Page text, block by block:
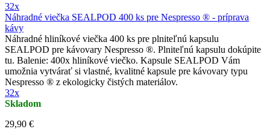
32x
Náhradné viečka SEALPOD 400 ks pre Nespresso ® - príprava
kávy
Náhradné hliníkové viečka 400 ks pre plniteľnú kapsulu
SEALPOD pre kávovary Nespresso ®. Plniteľnú kapsulu dokúpite
tu. Balenie: 400x hliníkové viečko. Kapsule SEALPOD Vám
umožnia vytvárať si vlastné, kvalitné kapsule pre kávovary typu
Nespresso ® z ekologicky čistých materiálov.
32x
Skladom
29,90 €